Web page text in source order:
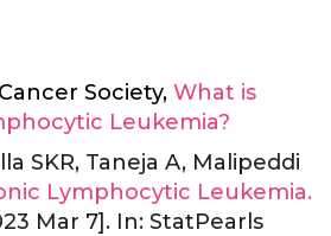
Society, What is
Leukemia?
SKR, Taneja A, Malipeddi
Lymphocytic Leukemia.
Mar 7]. In: StatPearls